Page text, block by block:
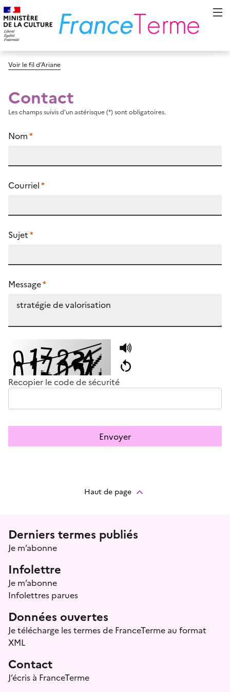
Voir le fil d’Ariane
Contact
Les champs suivis d’un astérisque (*) sont obligatoires.
Nom*
Courriel*
Sujet*
Message*
Recopier le code de sécurité
Envoyer
Haut de page
Menu prefooter
Derniers termes publiés
Je m’abonne
Infolettre
Je m’abonne
Infolettres parues
Données ouvertes
Je télécharge les termes de FranceTerme au format
XML
Contact
J’écris à FranceTerme